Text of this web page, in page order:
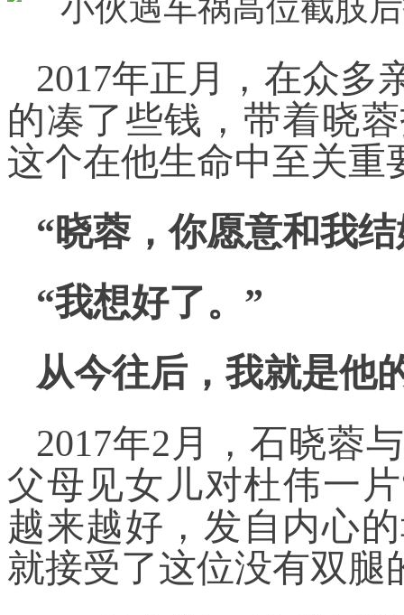
2017年正月，在众多
的凑了些钱，带着晓
这个在他生命中至关重
“晓蓉，你愿意和我
“我想好了。”
从今往后，我就是他
2017年2月，石晓蓉
父母见女儿对杜伟一
越来越好，发自内心
就接受了这位没有双腿